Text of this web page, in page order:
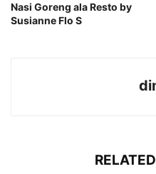
Nasi Goreng ala Resto by
Susianne Flo S